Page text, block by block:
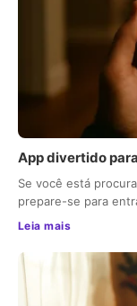
App divertido
Se você está
prepare-se para
Leia mais